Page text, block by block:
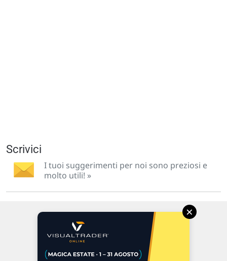
Scrivici
I tuoi suggerimenti per noi sono preziosi e
molto utili! »
Via Macanno, 38/A
P.IVA 02 452 460 401
×